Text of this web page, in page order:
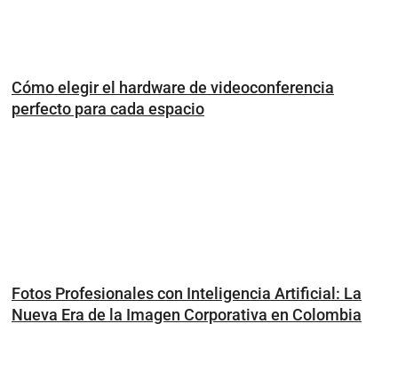
Cómo elegir el hardware de videoconferencia
perfecto para cada espacio
Fotos Profesionales con Inteligencia Artificial: La
Nueva Era de la Imagen Corporativa en Colombia